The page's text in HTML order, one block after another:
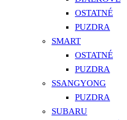
OSTATNÉ
PUZDRA
SMART
OSTATNÉ
PUZDRA
SSANGYONG
PUZDRA
SUBARU